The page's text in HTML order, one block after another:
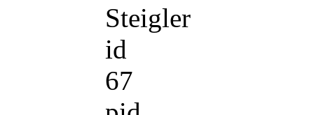
Steigler
id
67